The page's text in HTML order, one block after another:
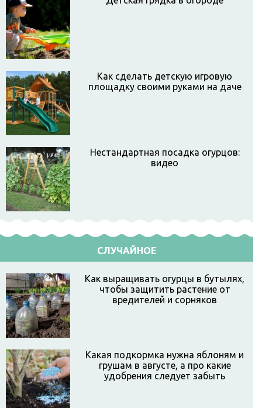
Как сделать детскую игровую
площадку своими руками на даче
Нестандартная посадка огурцов:
видео
СЛУЧАЙНОЕ
Как выращивать огурцы в бутылях,
чтобы защитить растение от
вредителей и сорняков
Какая подкормка нужна яблоням и
грушам в августе, а про какие
удобрения следует забыть